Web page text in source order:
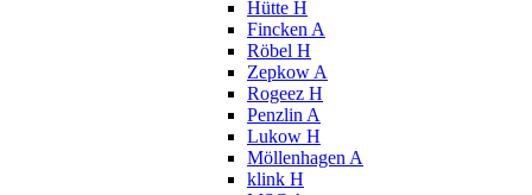
Hütte H
Fincken A
Röbel H
Zepkow A
Rogeez H
Penzlin A
Lukow H
Möllenhagen A
klink H